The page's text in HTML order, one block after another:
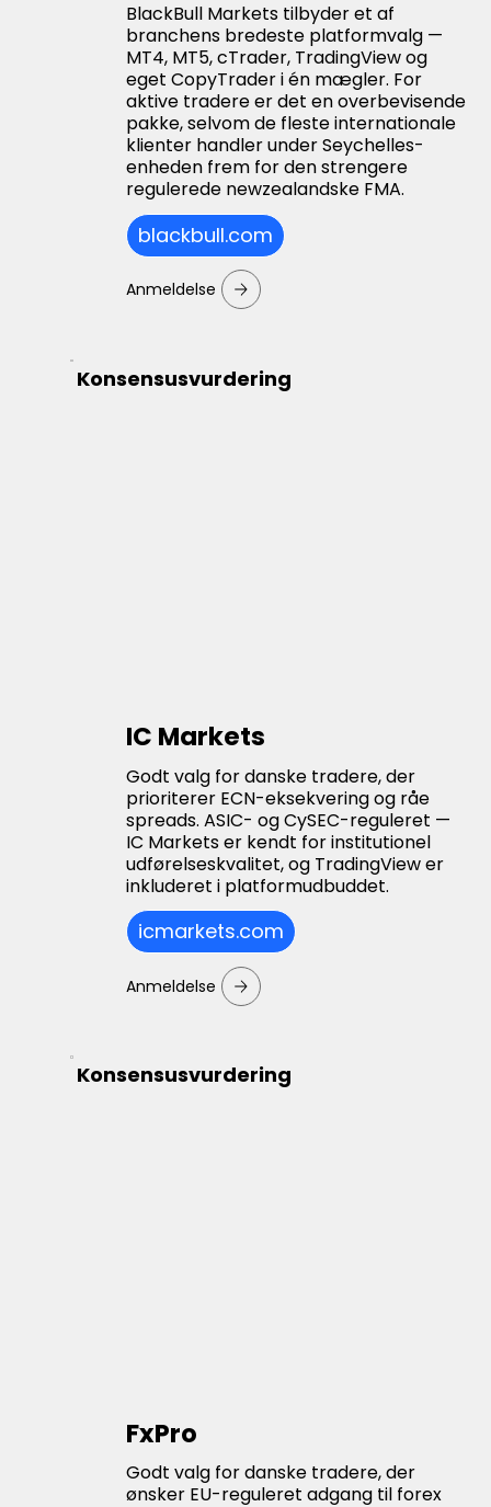
BlackBull Markets tilbyder et af
branchens bredeste platformvalg —
MT4, MT5, cTrader, TradingView og
eget CopyTrader i én mægler. For
aktive tradere er det en overbevisende
pakke, selvom de fleste internationale
klienter handler under Seychelles-
enheden frem for den strengere
regulerede newzealandske FMA.
blackbull.com
Anmeldelse
Konsensusvurdering
IC Markets
Godt valg for danske tradere, der
prioriterer ECN-eksekvering og råe
spreads. ASIC- og CySEC-reguleret —
IC Markets er kendt for institutionel
udførelseskvalitet, og TradingView er
inkluderet i platformudbuddet.
icmarkets.com
Anmeldelse
Konsensusvurdering
FxPro
Godt valg for danske tradere, der
ønsker EU-reguleret adgang til forex